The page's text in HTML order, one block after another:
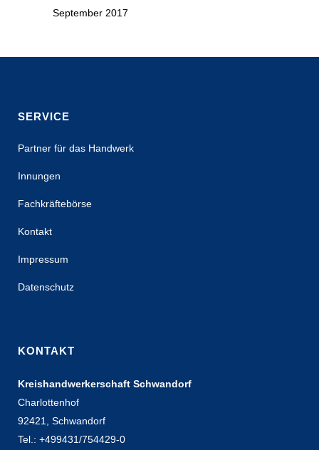
September 2017
SERVICE
Partner für das Handwerk
Innungen
Fachkräftebörse
Kontakt
Impressum
Datenschutz
KONTAKT
Kreishandwerkerschaft Schwandorf
Charlottenhof
92421, Schwandorf
Tel.: +499431/754429-0